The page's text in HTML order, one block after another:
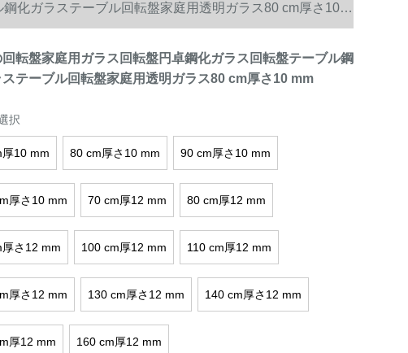
化ガラステーブル回転盤家庭用透明ガラス80 cm厚さ10
転盤家庭用ガラス回転盤円卓鋼化ガラス回転盤テーブル鋼
テーブル回転盤家庭用透明ガラス80 cm厚さ10 mm
択
10 mm 80 cm厚さ10 mm 90 cm厚さ10 mm
厚さ10 mm 70 cm厚12 mm 80 cm厚12 mm
さ12 mm 100 cm厚12 mm 110 cm厚12 mm
厚さ12 mm 130 cm厚さ12 mm 140 cm厚さ12 mm
厚12 mm 160 cm厚12 mm